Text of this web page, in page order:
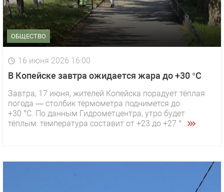
ОБЩЕСТВО
16 июня 2026 16:00
В Копейске завтра ожидается жара до +30 °C
Завтра, 17 июня, жителей Копейска порадует тёплая
погода — столбик термометра поднимется до
+30 °C. По данным Гидрометцентра, утро будет
тёплым: температура составит от +23 до +27 °...